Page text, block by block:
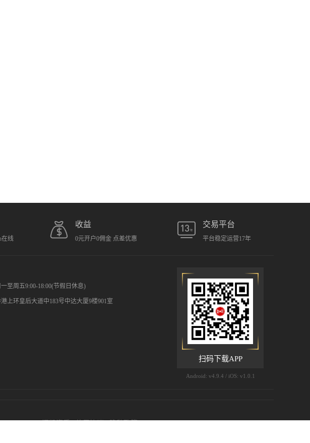
在线
收益
0元开户0佣金 点差优惠
交易平台
平台稳定运营17年
至周五9:00-18:00(节假日休息)
上环皇后大道中183号中达大厦9楼901室
扫码下载APP
Android: v4.9.4 / iOS: v1.0.1